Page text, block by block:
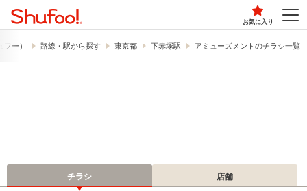
お気に入り
ー） 路線・駅から探す 東京都 下赤塚駅 アミューズメントのチラシ一覧
チラシ 店舗